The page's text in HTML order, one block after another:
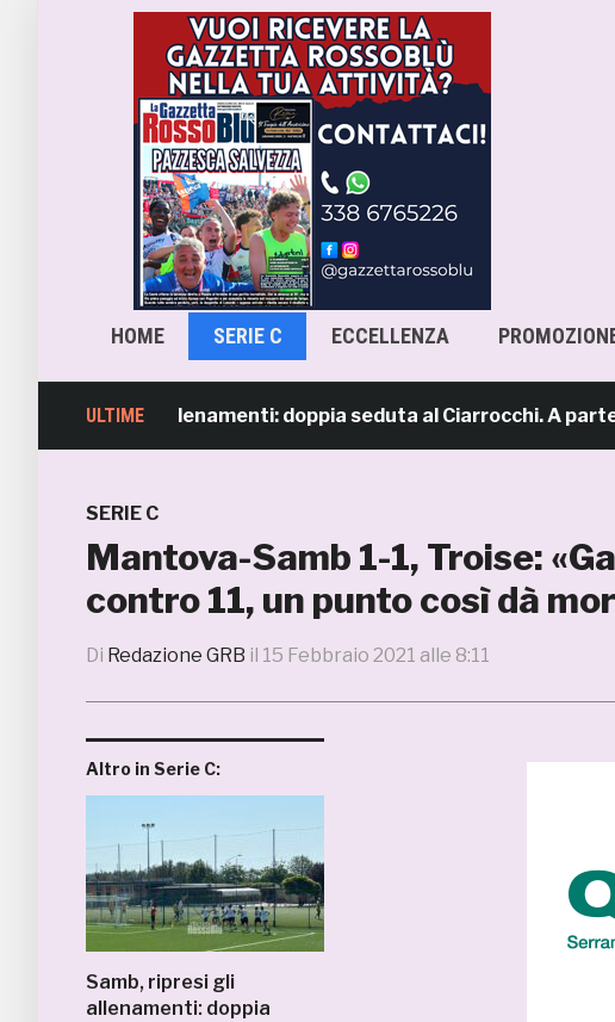
HOME SERIE C ECCELLENZA
ULTIME
ripresi gli allenamenti: doppia seduta al Ciarrocchi. A parte
SERIE C
Mantova-Samb 1-1, Troise:
contro 11, un punto così dà
Di Redazione GRB il 15 Febbraio 2021 alle 8:11
Altro in Serie C:
Samb, ripresi gli
allenamenti: doppia